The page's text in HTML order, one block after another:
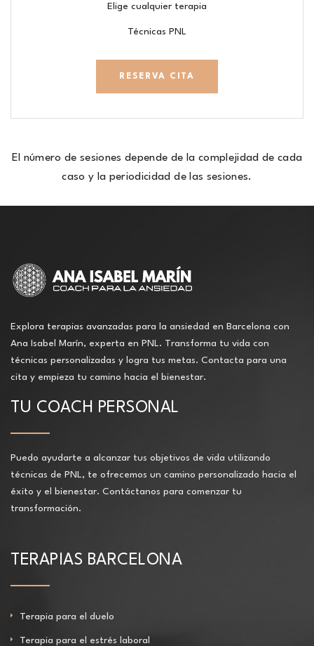
Elige cualquier terapia
Técnicas PNL
RESERVA CITA
El número de sesiones depende de la complejidad de cada
caso y la periodicidad de las sesiones.
Explora terapias avanzadas para la ansiedad en Barcelona con
Ana Isabel Marín, experta en PNL. Transforma tu vida con
técnicas personalizadas y logra tus metas. Contacta para una
cita y empieza tu camino hacia el bienestar.
TU COACH PERSONAL
Puedo ayudarte a alcanzar tus objetivos de vida utilizando
técnicas de PNL, te ofrecemos un camino personalizado hacia el
éxito y el bienestar. Contáctanos para comenzar tu
transformación.
TERAPIAS BARCELONA
Terapia para el duelo
Terapia para el estrés laboral